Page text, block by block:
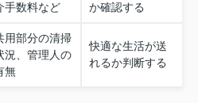
手数料など
か確認する
用部分の清掃
況、管理人の
無
快適な生活が送
れるか判断する